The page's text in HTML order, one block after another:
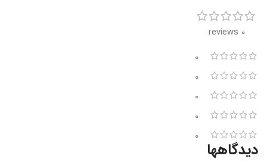
0 reviews
0
0
0
0
0
دیدگاهها